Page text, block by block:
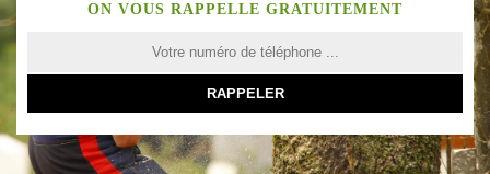
ON VOUS RAPPELLE GRATUITEMENT